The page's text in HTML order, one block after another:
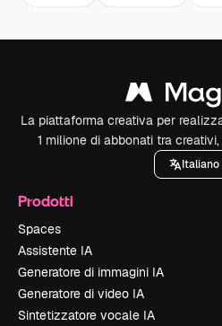
La piattaforma creativa per
1 milione di abbonati tra
Italiano
Prodotti
Spaces
Assistente IA
Generatore di immagini IA
Generatore di video IA
Sintetizzatore vocale IA